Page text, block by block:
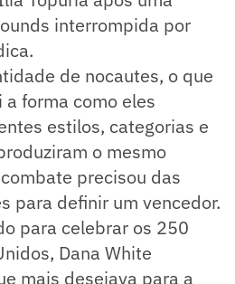
interrompida por
de nocautes, o que
forma como eles
estilos, categorias e
o mesmo
precisou das
para definir um vencedor.
para celebrar os 250
Dana White
mais desejava para a